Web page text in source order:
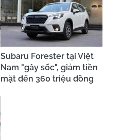
Subaru Forester tại Việt
Nam "gây sốc", giảm tiền
mặt đến 360 triệu đồng